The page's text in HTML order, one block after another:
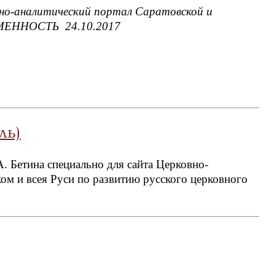
аналитический портал Саратовской и
24.10.2017
специально для сайта Церковно-
и всея Руси по развитию русского церковного